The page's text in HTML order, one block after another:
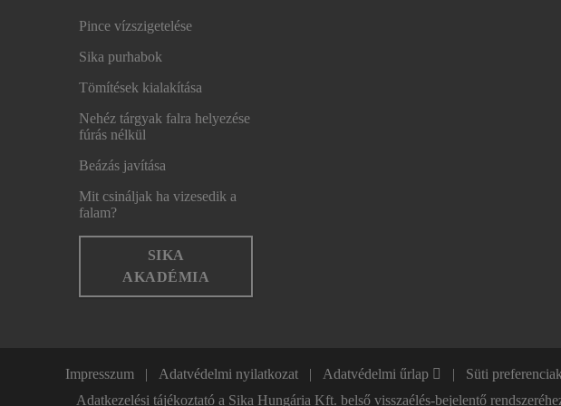
Pince vízszigetelése
Sika purhabok
Tömítések kialakítása
Nehéz tárgyak falra helyezése
fúrás nélkül
Beázás javítása
Mit csináljak ha vizesedik a
falam?
SIKA
AKADÉMIA
Impresszum Adatvédelmi nyilatkozat Adatvédelmi űrlap Süti
Adatkezelési tájékoztató a Sika Hungária Kft. belső visszaélés-bejelentő